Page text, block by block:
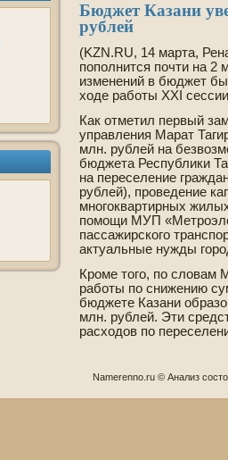
Бюджет Казани
рублей
(KZN.RU, 14 марта,
пополнится почти на 2
изменений в бюджет
ходе­ работы XXI
Как отметил первый
управления Марат
млн. рублей на
бюджета Республики
на переселение
рублей), прове­де­ние
многоквартирных
помощи МУП
пассажирского
актуальные нужды
Кроме того, по словам
работы по снижению
бюджете Казани
млн. рублей. Эти
расходов по
Namerenno.ru © Анализ